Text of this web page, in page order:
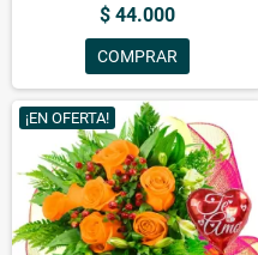
$ 44.000
COMPRAR
¡EN OFERTA!